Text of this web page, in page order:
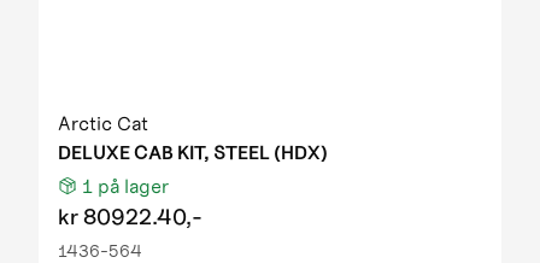
Arctic Cat
DELUXE CAB KIT, STEEL (HDX)
1 på lager
kr80922.40,-
1436-564